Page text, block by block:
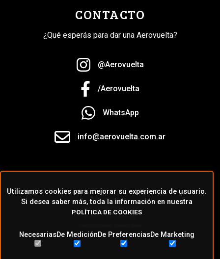
CONTACTO
¿Qué esperás para dar una Aerovuelta?
@Aerovuelta
/Aerovuelta
WhatsApp
info@aerovuelta.com.ar
Aviso Legal
Política de Privacidad
Botón de Arrepentimiento
Utilizamos cookies para mejorar su experiencia de usuario.
Si desea saber más, toda la información en nuestra
POLÍTICA DE COOKIES
NecesariasDe MediciónDe PreferenciasDe Marketing